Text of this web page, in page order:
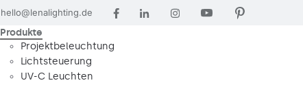
hello@lenalighting.de
Produkte
Projektbeleuchtung
Lichtsteuerung
UV-C Leuchten